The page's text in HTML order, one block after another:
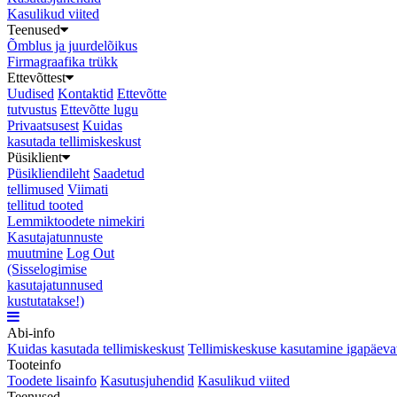
Kasulikud viited
Teenused
Õmblus ja juurdelõikus
Firmagraafika trükk
Ettevõttest
Uudised Kontaktid Ettevõtte
tutvustus Ettevõtte lugu
Privaatsusest Kuidas
kasutada tellimiskeskust
Püsiklient
Püsikliendileht Saadetud
tellimused Viimati
tellitud tooted
Lemmiktoodete nimekiri
Kasutajatunnuste
muutmine Log Out
(Sisselogimise
kasutajatunnused
kustutatakse!)
Abi-info
Kuidas kasutada tellimiskeskust Tellimiskeskuse kasutamine
Tooteinfo
Toodete lisainfo Kasutusjuhendid Kasulikud viited